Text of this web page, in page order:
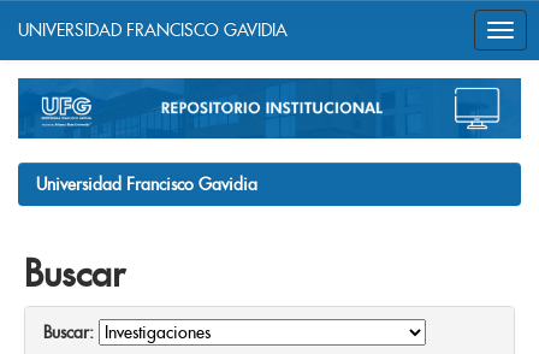
navigation
UNIVERSIDAD FRANCISCO GAVIDIA
Universidad Francisco Gavidia
Buscar
Buscar: